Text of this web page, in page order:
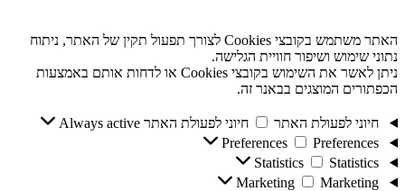
האתר משתמש בקובצי Cookies לצורך תפעול תקין של האתר, ניתוח
נתוני שימוש ושיפור חוויית הגלישה.
ניתן לאשר את השימוש בקובצי Cookies או לדחות אותם באמצעות
הכפתורים המוצגים בבאנר זה.
חיוני לפעולת האתר חיוני לפעולת האתר Always active
Preferences
Preferences
Statistics
Statistics
Marketing
Marketing